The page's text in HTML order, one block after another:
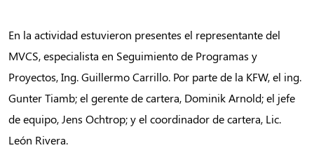
En la actividad estuvieron presentes el representante del
MVCS, especialista en Seguimiento de Programas y
Proyectos, Ing. Guillermo Carrillo. Por parte de la KFW, el ing.
Gunter Tiamb; el gerente de cartera, Dominik Arnold; el jefe
de equipo, Jens Ochtrop; y el coordinador de cartera, Lic.
León Rivera.